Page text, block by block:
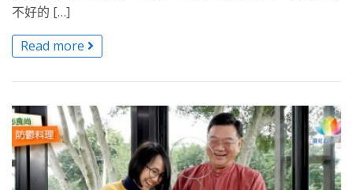
不好的 […]
Read more